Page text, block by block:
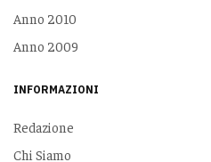
Anno 2010
Anno 2009
INFORMAZIONI
Redazione
Chi Siamo